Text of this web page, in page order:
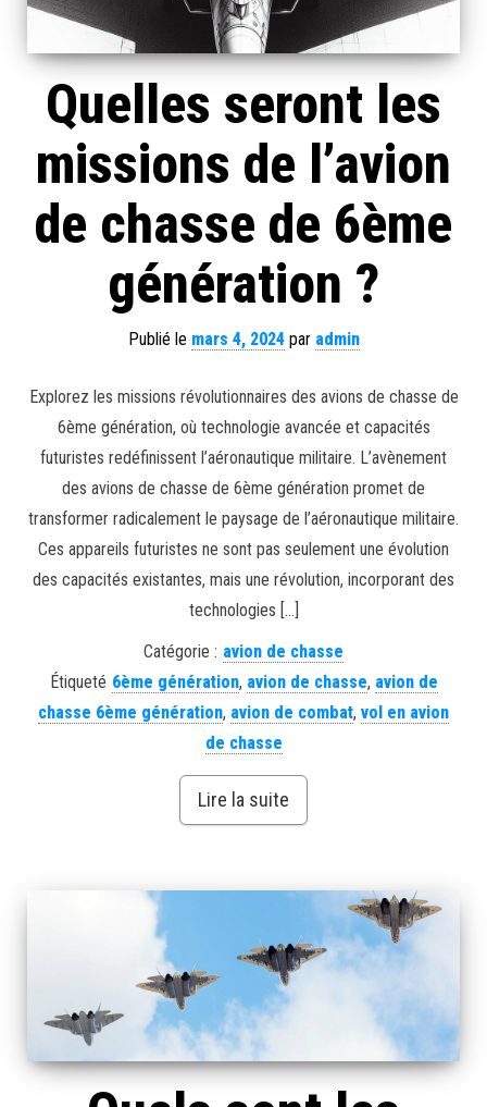
Quelles seront les
missions de l’avion
de chasse de 6ème
génération ?
Publié le mars 4, 2024par admin
Explorez les missions révolutionnaires des avions de chasse de
6ème génération, où technologie avancée et capacités
futuristes redéfinissent l’aéronautique militaire. L’avènement
des avions de chasse de 6ème génération promet de
transformer radicalement le paysage de l’aéronautique militaire.
Ces appareils futuristes ne sont pas seulement une évolution
des capacités existantes, mais une révolution, incorporant des
technologies […]
Catégorie : avion de chasse
Étiqueté 6ème génération, avion de chasse, avion de
chasse 6ème génération, avion de combat, vol en avion
de chasse
Lire la suite